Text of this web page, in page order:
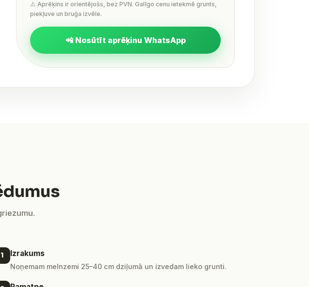
⚠️ Aprēķins ir orientējošs, bez PVN. Galīgo cenu ietekmē grunts,
piekļuve un bruģa izvēle.
📲 Nosūtīt aprēķinu WhatsApp
1 Izrakums
Noņemam melnzemi 25–40 cm dziļumā un izvedam lieko grunti.